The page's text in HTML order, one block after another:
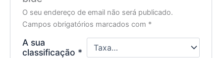
O seu endereço de email não será publicado.
Campos obrigatórios marcados com *
A sua
classificação *